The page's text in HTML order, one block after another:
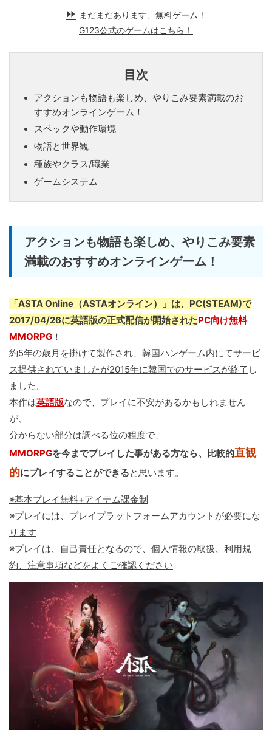
まだまだあります、無料ゲーム！
G123公式のゲームはこちら！
目次
アクションも物語も楽しめ、やりこみ要素満載のお
すすめオンラインゲーム！
スペックや動作環境
物語と世界観
種族やクラス/職業
ゲームシステム
アクションも物語も楽しめ、やりこみ要素
満載のおすすめオンラインゲーム！
「ASTA Online（ASTAオンライン）」は、PC(STEAM)で
2017/04/26に英語版の正式配信が開始されたPC向け無料
MMORPG ！
約5年の歳月を掛けて製作され、韓国ハンゲーム内にてサービ
ス提供されていましたが2015年に韓国でのサービスが終了 し
ました。
本作は英語版なので、プレイに不安があるかもしれません
が、
分からない部分は調べる位の程度で、
MMORPGを今までプレイした事がある方なら、比較的直観
的にプレイすることができると思います。
※基本プレイ無料+アイテム課金制
※プレイには、プレイプラットフォームアカウントが必要にな
ります
※プレイは、自己責任となるので、個人情報の取扱、利用規
約、注意事項などをよくご確認ください